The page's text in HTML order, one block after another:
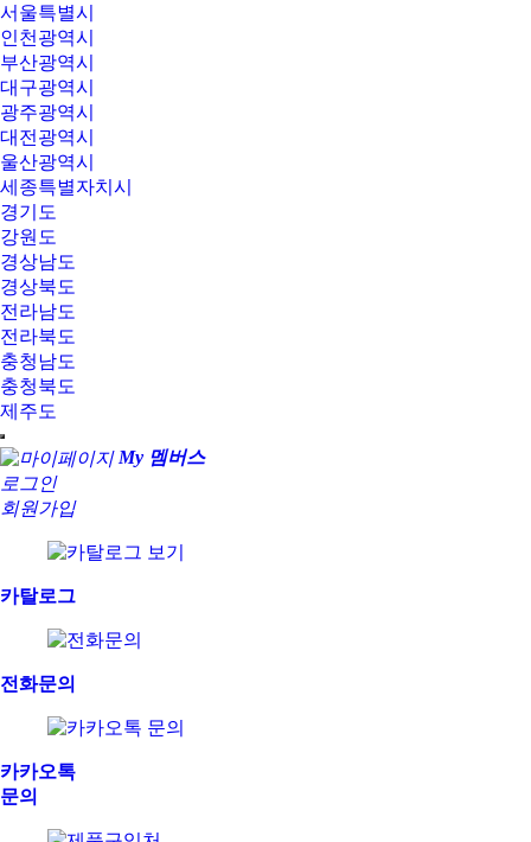
서울특별시
인천광역시
부산광역시
대구광역시
광주광역시
대전광역시
울산광역시
세종특별자치시
경기도
강원도
경상남도
경상북도
전라남도
전라북도
충청남도
충청북도
제주도
My 멤버스
로그인
회원가입
카탈로그
전화문의
카카오톡
문의